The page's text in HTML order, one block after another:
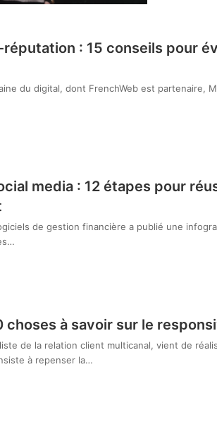
réputation : 15 conseils pour
du digital, dont FrenchWeb est partenaire,
media : 12 étapes pour
de gestion financière a publié une
choses à savoir sur le
de la relation client multicanal, vient de
à repenser la…